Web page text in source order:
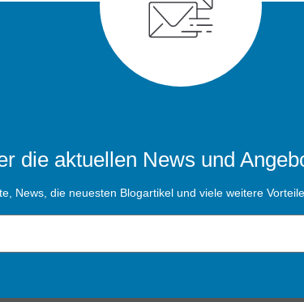
die aktuellen News und
News, die neuesten Blogartikel und viele weitere